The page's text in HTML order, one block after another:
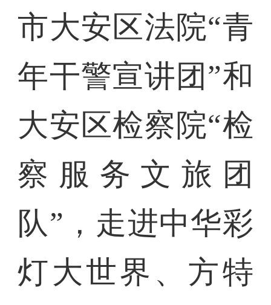
市大安区法院“青
年干警宣讲团”和
大安区检察院“检
察服务文旅团
队”，走进中华彩
灯大世界、方特